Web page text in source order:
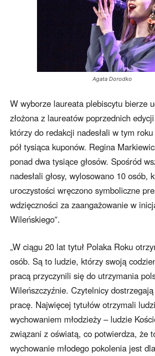
Agata Dorodko
W wyborze laureata plebiscytu bierze
złożona z laureatów poprzednich
którzy do redakcji nadesłali w tym
pół tysiąca kuponów. Regina
ponad dwa tysiące głosów. Spośród
nadesłali głosy, wylosowano 10 osób,
uroczystości wręczono symboliczne
wdzięczności za zaangażowanie w
Wileńskiego”.
„W ciągu 20 lat tytuł Polaka Roku
osób. Są to ludzie, którzy swoją
pracą przyczynili się do utrzymania
Wileńszczyźnie. Czytelnicy dostrzegają
pracę. Najwięcej tytułów otrzymali
wychowaniem młodzieży – ludzie
związani z oświatą, co potwierdza, że
wychowanie młodego pokolenia jest